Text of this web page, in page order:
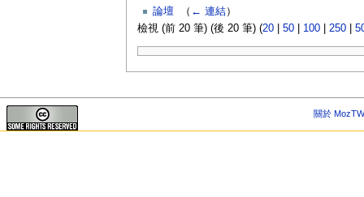
論壇
（ ← 連結）
檢視 (前 20 筆) (後 20 筆) (20| 50| 100| 250|
關於